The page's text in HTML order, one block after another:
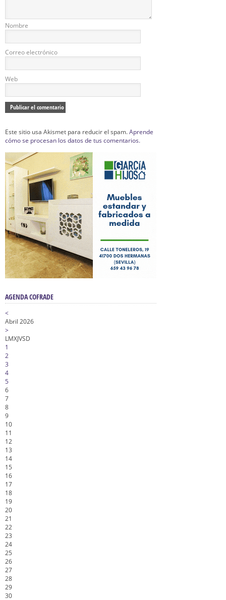
Nombre
Correo electrónico
Web
Este sitio usa Akismet para reducir el spam.Aprende
cómo se procesan los datos de tus comentarios.
AGENDA COFRADE
<
Abril 2026
>
LMXJVSD
1
2
3
4
5
6
7
8
9
10
11
12
13
14
15
16
17
18
19
20
21
22
23
24
25
26
27
28
29
30